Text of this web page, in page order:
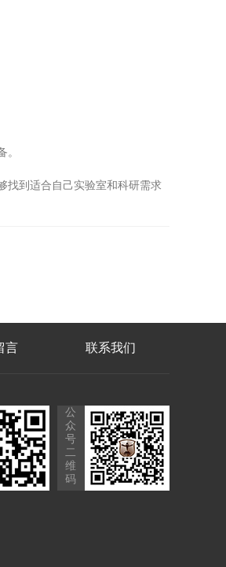
到适合自己实验室和科研需求
言 联系我们
公
众
号
二
维
码